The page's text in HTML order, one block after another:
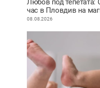
Любов под тепетата:
час в Пловдив на
08.08.2026